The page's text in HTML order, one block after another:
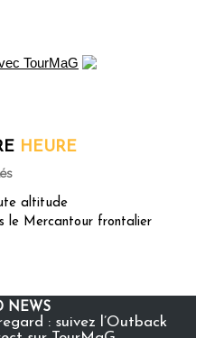
HEURE
altitude
le Mercantour frontalier
NEWS
: suivez l’Outback